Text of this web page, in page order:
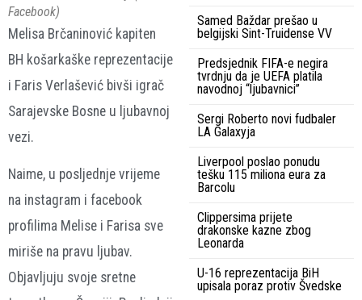
Facebook)
Melisa Brčaninović kapiten
BH košarkaške reprezentacije
i Faris Verlašević bivši igrač
Sarajevske Bosne u ljubavnoj
vezi.
Naime, u posljednje vrijeme
na instagram i facebook
profilima Melise i Farisa sve
miriše na pravu ljubav.
Objavljuju svoje sretne
Samed Baždar prešao u
belgijski Sint-Truidense VV
Predsjednik FIFA-e negira
tvrdnju da je UEFA platila
navodnoj “ljubavnici”
Sergi Roberto novi fudbaler
LA Galaxyja
Liverpool poslao ponudu
tešku 115 miliona eura za
Barcolu
Clippersima prijete
drakonske kazne zbog
Leonarda
U-16 reprezentacija BiH
upisala poraz protiv Švedske